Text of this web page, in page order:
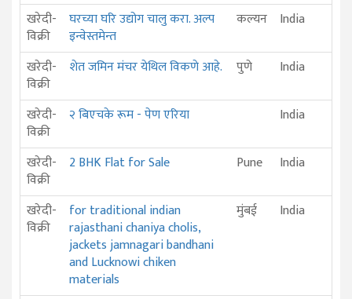
खरेदी-
विक्री
घरच्या घरि उद्योग चालु करा. अल्प
इन्वेस्तमेन्त
कल्यन India
खरेदी-
विक्री
शेत जमिन मंचर येथिल विकणे आहे. पुणे India
खरेदी-
विक्री
२ बिएचके रूम - पेण एरिया India
खरेदी-
विक्री
2 BHK Flat for Sale Pune India
खरेदी-
विक्री
for traditional indian
rajasthani chaniya cholis,
jackets jamnagari bandhani
and Lucknowi chiken
materials
मुंबई India